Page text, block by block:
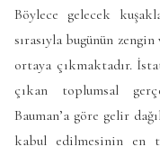
Böylece gelecek
sırasıyla bugünün
ortaya çıkmaktadır.
çıkan toplumsal
Bauman’a göre gelir
kabul edilmesinin en